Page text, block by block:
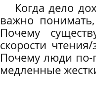
Когда дело
важно
Почему
скорости
Почему люди по-
медленные